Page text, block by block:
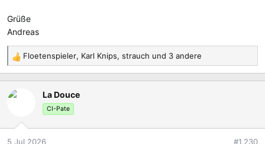
Grüße
Andreas
R
e
a
k
o
Floetenspieler, Karl Knips, strauch und 3 andere
La Douce
CI-Pate
5 Jul 2026 #1,230